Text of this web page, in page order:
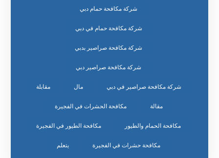
شركة مكافحة حمام دبي
شركة مكافحة حمام في دبي
شركة مكافحة صراصير بدبي
شركة مكافحة صراصير دبي
شركة مكافحة صراصير في دبي مال مقابلة
مقالة مكافحة الحشرات في الفجيرة
مكافحة الحمام والطيور مكافحة الطيور في الفجيرة
مكافحة حشرات في الفجيرة يتعلم